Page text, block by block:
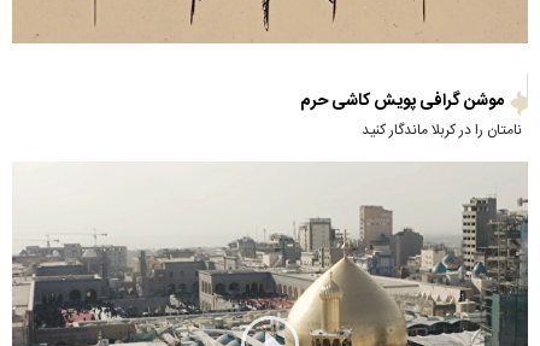
موشن گرافی پویش کاشی حرم
نامتان را در کربلا ماندگار کنید